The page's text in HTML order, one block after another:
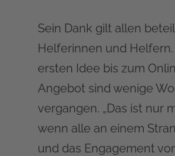
Sein Dank gilt allen
Helferinnen und
ersten Idee bis zum
Angebot sind wenige
vergangen. „Das ist nur
wenn alle an einem
und das Engagement